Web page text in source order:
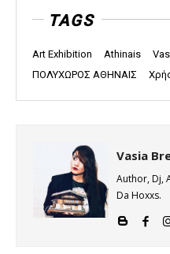
TAGS
Art Exhibition Athinais
ΠΟΛΥΧΩΡΟΣ ΑΘΗΝΑΙΣ
Vasia
Author, Dj,
Da Hoxxs.